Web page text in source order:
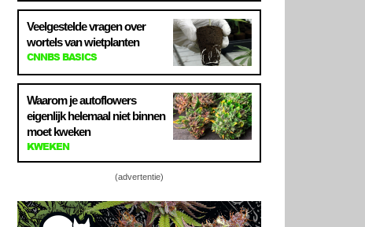
Veelgestelde vragen over
wortels van wietplanten
CNNBS BASICS
Waarom je autoflowers
eigenlijk helemaal niet binnen
moet kweken
KWEKEN
(advertentie)